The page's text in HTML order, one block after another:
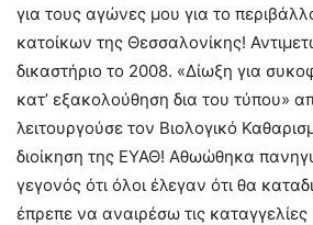
για τους αγώνες μου για το
κατοίκων της Θεσσαλονίκης!
δικαστήριο το 2008. «Δίωξη για
κατ’ εξακολούθηση δια του τύπου»
λειτουργούσε τον Βιολογικό
διοίκηση της ΕΥΑΘ! Αθωώθηκα
γεγονός ότι όλοι έλεγαν ότι θα
έπρεπε να αναιρέσω τις